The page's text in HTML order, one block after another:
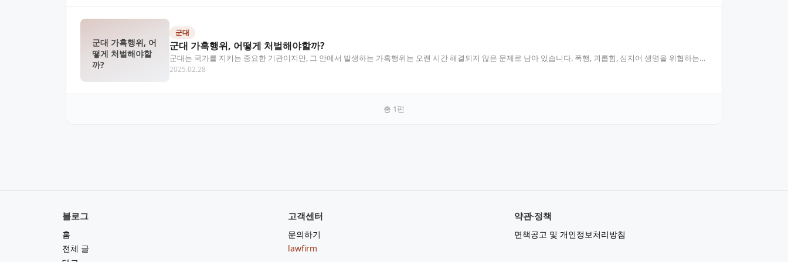
군대 가혹행위, 어
떻게 처벌해야할
까?
군대
군대 가혹행위, 어떻게 처벌해야할까?
군대는 국가를 지키는 중요한 기관이지만, 그 안에서 발생하는 가혹행위는 오랜 시간 해결되지 않은 문제로 남아 있습니다. 폭행, 괴롭힘, 심지어 생명을 위협하는
사건까지, 군대 내…
2025.02.28
총 1편
블로그
홈
전체 글
고객센터
문의하기
lawfirm
약관·정책
면책공고 및 개인정보처리방침